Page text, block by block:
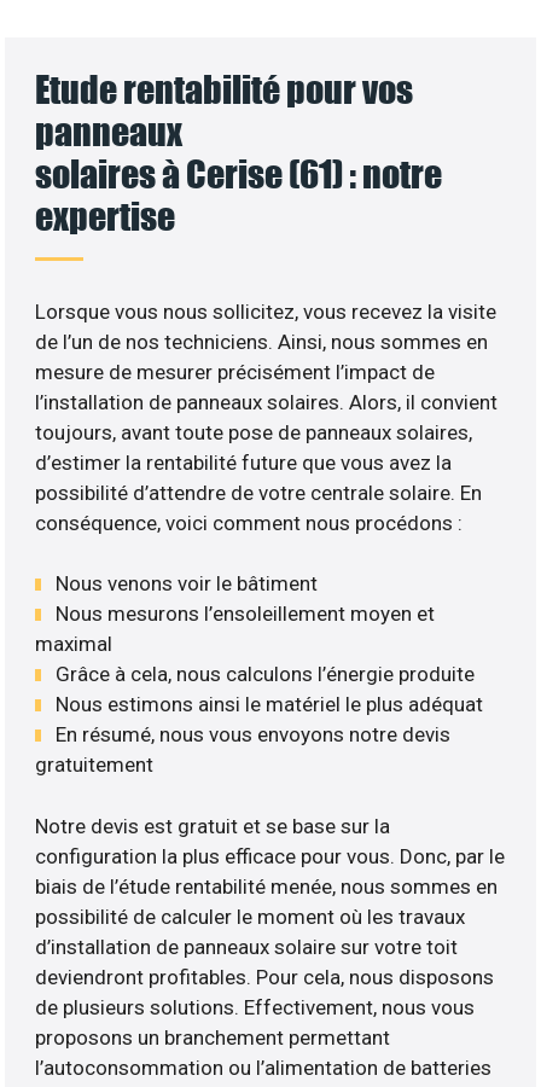
Etude rentabilité pour vos
panneaux
solaires à Cerise (61) : notre
expertise
Lorsque vous nous sollicitez, vous recevez la visite
de l’un de nos techniciens. Ainsi, nous sommes en
mesure de mesurer précisément l’impact de
l’installation de panneaux solaires. Alors, il convient
toujours, avant toute pose de panneaux solaires,
d’estimer la rentabilité future que vous avez la
possibilité d’attendre de votre centrale solaire. En
conséquence, voici comment nous procédons :
Nous venons voir le bâtiment
Nous mesurons l’ensoleillement moyen et
maximal
Grâce à cela, nous calculons l’énergie produite
Nous estimons ainsi le matériel le plus adéquat
En résumé, nous vous envoyons notre devis
gratuitement
Notre devis est gratuit et se base sur la
configuration la plus efficace pour vous. Donc, par le
biais de l’étude rentabilité menée, nous sommes en
possibilité de calculer le moment où les travaux
d’installation de panneaux solaire sur votre toit
deviendront profitables. Pour cela, nous disposons
de plusieurs solutions. Effectivement, nous vous
proposons un branchement permettant
l’autoconsommation ou l’alimentation de batteries